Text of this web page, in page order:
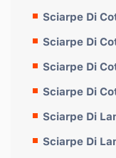
Sciarpe Di
Sciarpe Di
Sciarpe Di
Sciarpe Di
Sciarpe Di
Sciarpe Di